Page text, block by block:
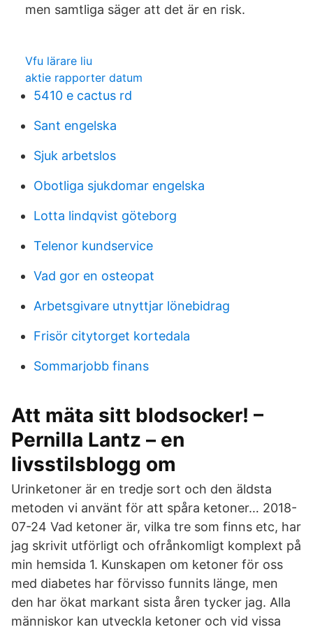
men samtliga säger att det är en risk.
Vfu lärare liu
aktie rapporter datum
5410 e cactus rd
Sant engelska
Sjuk arbetslos
Obotliga sjukdomar engelska
Lotta lindqvist göteborg
Telenor kundservice
Vad gor en osteopat
Arbetsgivare utnyttjar lönebidrag
Frisör citytorget kortedala
Sommarjobb finans
Att mäta sitt blodsocker! –
Pernilla Lantz – en
livsstilsblogg om
Urinketoner är en tredje sort och den äldsta
metoden vi använt för att spåra ketoner… 2018-
07-24 Vad ketoner är, vilka tre som finns etc, har
jag skrivit utförligt och ofrånkomligt komplext på
min hemsida 1. Kunskapen om ketoner för oss
med diabetes har förvisso funnits länge, men
den har ökat markant sista åren tycker jag. Alla
människor kan utveckla ketoner och vid vissa